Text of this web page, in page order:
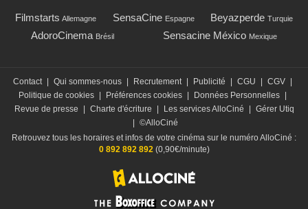
Filmstarts Allemagne SensaCine Espagne Beyazperde Turquie
AdoroCinema Brésil Sensacine México Mexique
Contact Qui sommes-nous Recrutement Publicité CGU CGV
Politique de cookies
Préférences cookies Données Personnelles
Revue de presse
Charte d'écriture Les services AlloCiné
Gérer Utiq
©AlloCiné
Retrouvez tous les horaires et infos de votre cinéma sur le numéro AlloCiné :
0 892 892 892(0,90€/minute)